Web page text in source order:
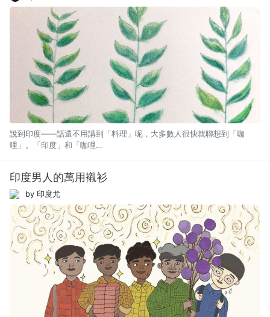
說到印度——話還不用講到「料理」呢，大多數人很快就聯想到「咖
哩」。「印度」和「咖哩…
印度男人的萬用襯衫
by 印度尤